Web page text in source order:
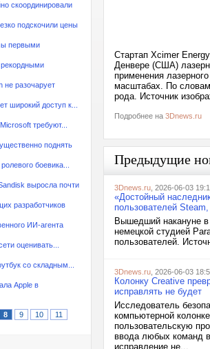
скоординировали
подскочили цены
первыми
не разочарует
широкий доступ к...
требуют...
поднять
боевика...
выросла почти
разработчиков
ИИ-агента
оценивать...
со складным...
Apple в
8 9 10
11
Стартап Xcimer
Денвере (США)
применения
масштабах. По словам
рода. Источник
Подробнее на 3Dnews.ru
Предыдущие
3Dnews.ru , 2026-06-03
«Достойный
пользователей
Вышедший накануне в
немецкой студией
пользователей.
3Dnews.ru , 2026-06-03
Колонку Creative
исправлять не будет
Исследователь
компьютерной
пользовательскую
ввода любых команд
исправление не...